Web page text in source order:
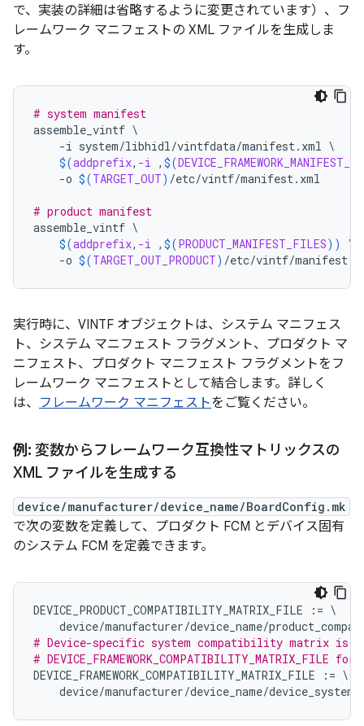
で、実装の詳細は省略するように変更されています）、フ
レームワーク マニフェストの XML ファイルを生成しま
す。
# system manifest
assemble_vintf \
-i system/libhidl/vintfdata/manifest.xml \
$(addprefix, -i , $(
-o $(TARGET_OUT) /etc/vintf/manifest.xml
# product manifest
assemble_vintf \
$(addprefix, -i , $(PRODUCT_MANIFEST_FILES))
\
-o $(TARGET_OUT_PRODUCT) /etc/vintf/
実行時に、VINTF オブジェクトは、システム マニフェス
ト、システム マニフェスト フラグメント、プロダクト マ
ニフェスト、プロダクト マニフェスト フラグメントをフ
レームワーク マニフェストとして結合します。詳しく
は、 フレームワーク マニフェストをご覧ください。
例: 変数からフレームワーク互換性マトリックスの
XML ファイルを生成する
device/manufacturer/device_name/BoardConfig.mk
で次の変数を定義して、プロダクト FCM とデバイス固有
のシステム FCM を定義できます。
DEVICE_PRODUCT_COMPATIBILITY_MATRIX_FILE := \
device/manufacturer/device_name/
# Device-specific system compatibility matrix is
# DEVICE_FRAMEWORK_COMPATIBILITY_MATRIX_FILE
DEVICE_FRAMEWORK_COMPATIBILITY_MATRIX_FILE
:= \
device/manufacturer/device_name/